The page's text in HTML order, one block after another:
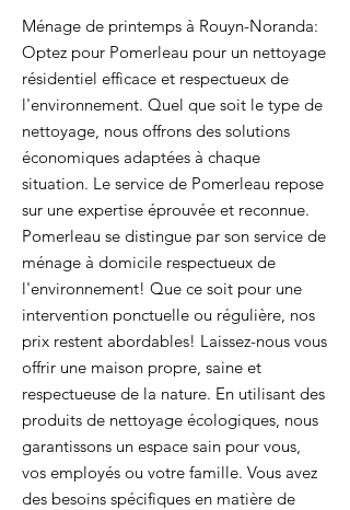
Ménage de printemps à Rouyn-Noranda:
Optez pour Pomerleau pour un nettoyage
résidentiel efficace et respectueux de
l'environnement. Quel que soit le type de
nettoyage, nous offrons des solutions
économiques adaptées à chaque
situation. Le service de Pomerleau repose
sur une expertise éprouvée et reconnue.
Pomerleau se distingue par son service de
ménage à domicile respectueux de
l'environnement! Que ce soit pour une
intervention ponctuelle ou régulière, nos
prix restent abordables! Laissez-nous vous
offrir une maison propre, saine et
respectueuse de la nature. En utilisant des
produits de nettoyage écologiques, nous
garantissons un espace sain pour vous,
vos employés ou votre famille. Vous avez
des besoins spécifiques en matière de